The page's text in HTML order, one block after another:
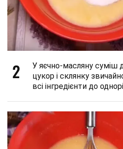
2
У яєчно-масляну суміш
цукор і склянку
всі інгредієнти до